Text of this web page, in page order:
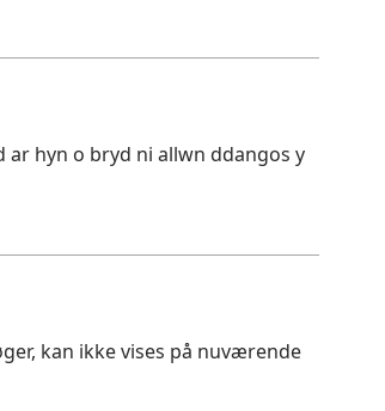
ar hyn o bryd ni allwn ddangos y
kan ikke vises på nuværende